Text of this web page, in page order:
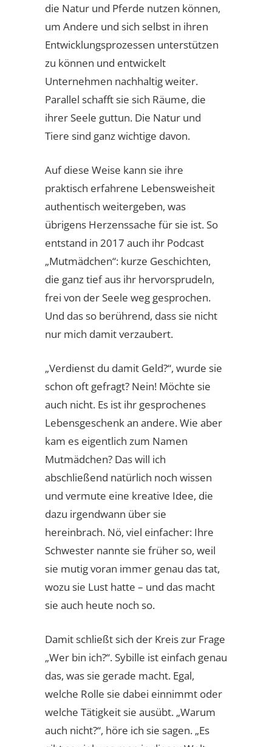
die Natur und Pferde nutzen können,
um Andere und sich selbst in ihren
Entwicklungsprozessen unterstützen
zu können und entwickelt
Unternehmen nachhaltig weiter.
Parallel schafft sie sich Räume, die
ihrer Seele guttun. Die Natur und
Tiere sind ganz wichtige davon.
Auf diese Weise kann sie ihre
praktisch erfahrene Lebensweisheit
authentisch weitergeben, was
übrigens Herzenssache für sie ist. So
entstand in 2017 auch ihr Podcast
„Mutmädchen“: kurze Geschichten,
die ganz tief aus ihr hervorsprudeln,
frei von der Seele weg gesprochen.
Und das so berührend, dass sie nicht
nur mich damit verzaubert.
„Verdienst du damit Geld?“, wurde sie
schon oft gefragt? Nein! Möchte sie
auch nicht. Es ist ihr gesprochenes
Lebensgeschenk an andere. Wie aber
kam es eigentlich zum Namen
Mutmädchen? Das will ich
abschließend natürlich noch wissen
und vermute eine kreative Idee, die
dazu irgendwann über sie
hereinbrach. Nö, viel einfacher: Ihre
Schwester nannte sie früher so, weil
sie mutig voran immer genau das tat,
wozu sie Lust hatte – und das macht
sie auch heute noch so.
Damit schließt sich der Kreis zur Frage
„Wer bin ich?“. Sybille ist einfach genau
das, was sie gerade macht. Egal,
welche Rolle sie dabei einnimmt oder
welche Tätigkeit sie ausübt. „Warum
auch nicht?“, höre ich sie sagen. „Es